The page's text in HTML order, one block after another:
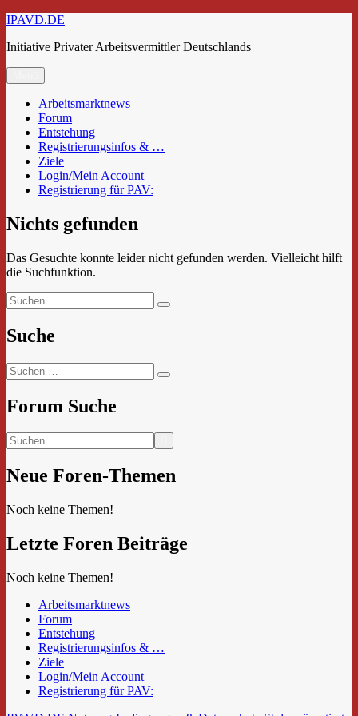
Zum
springen
IPAVD.DE
Initiative Privater Arbeitsvermittler Deutschlands
Arbeitsmarktnews
Forum
Entstehung
Registrierungsinfos & …
Ziele
Login/Mein Account
Registrierung für PAV:
Nichts gefunden
Das Gesuchte konnte leider nicht gefunden werden. Vielleicht hilft
die Suchfunktion.
Suchen
nach:
Suchen
Suche
Suchen
nach:
Suchen
Forum Suche
Neue Foren-Themen
Noch keine Themen!
Letzte Foren Beiträge
Noch keine Themen!
Arbeitsmarktnews
Forum
Entstehung
Registrierungsinfos & …
Ziele
Login/Mein Account
Registrierung für PAV: